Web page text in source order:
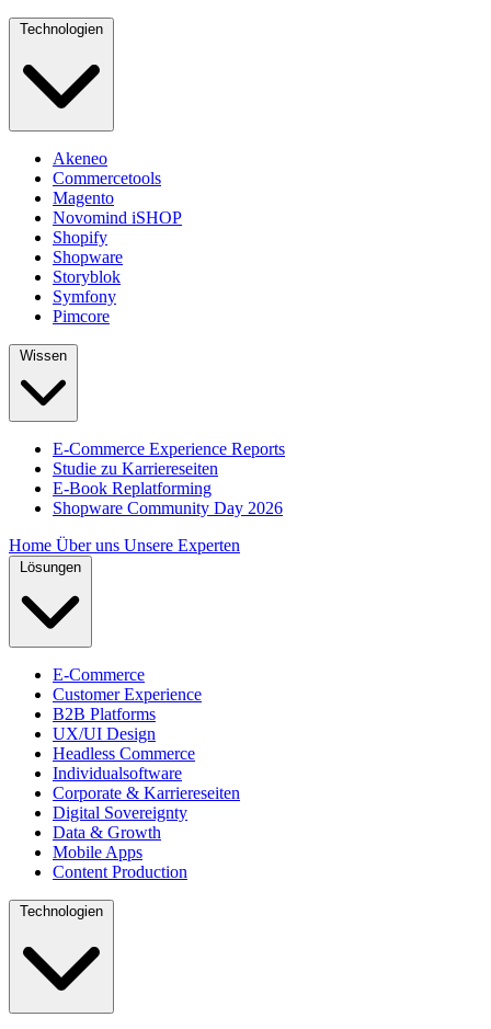
Technologien
Akeneo
Commercetools
Magento
Novomind iSHOP
Shopify
Shopware
Storyblok
Symfony
Pimcore
Wissen
E-Commerce Experience Reports
Studie zu Karriereseiten
E-Book Replatforming
Shopware Community Day 2026
Home Über uns Unsere Experten
Lösungen
E-Commerce
Customer Experience
B2B Platforms
UX/UI Design
Headless Commerce
Individualsoftware
Corporate & Karriereseiten
Digital Sovereignty
Data & Growth
Mobile Apps
Content Production
Technologien